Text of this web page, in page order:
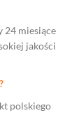
24 miesiące
jakości
polskiego